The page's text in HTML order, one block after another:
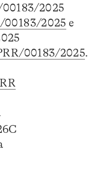
2025
2025 e
00183/2025.